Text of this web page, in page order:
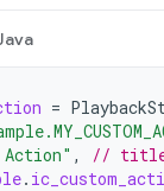
=
Action" ,
// title
.